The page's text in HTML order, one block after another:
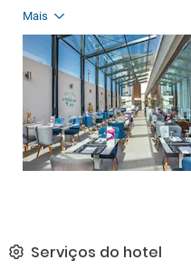
Mais
Serviços do hotel